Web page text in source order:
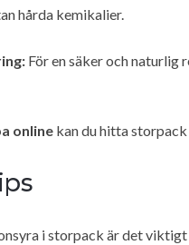
hårda kemikalier.
För en säker och
online kan du hitta
i storpack är det